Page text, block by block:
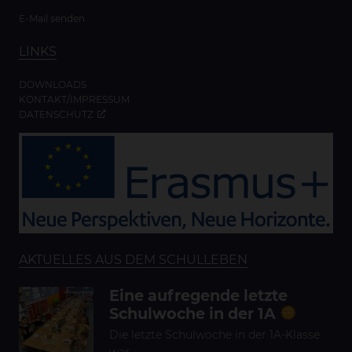
E-Mail senden
LINKS
DOWNLOADS
KONTAKT/IMPRESSUM
DATENSCHUTZ
AKTUELLES AUS DEM SCHULLEBEN
Eine aufregende letzte
Schulwoche in der 1A
Die letzte Schulwoche in der 1A-Klasse